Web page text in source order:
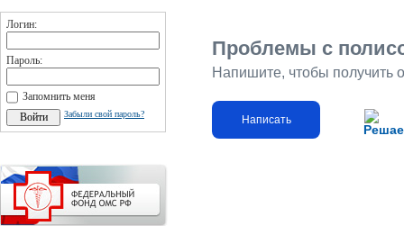
Логин:
Пароль:
Запомнить меня
Забыли свой пароль?
Проблемы с
Напишите, чтобы получить
Написать